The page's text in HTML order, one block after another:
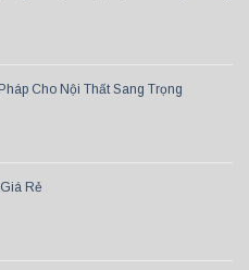
Cho Nội Thất Sang Trọng
Rẻ